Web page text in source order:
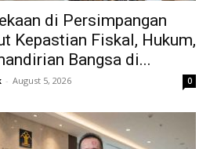
di Persimpangan
Kepastian Fiskal, Hukum,
Bangsa di...
- August 5, 2026 0